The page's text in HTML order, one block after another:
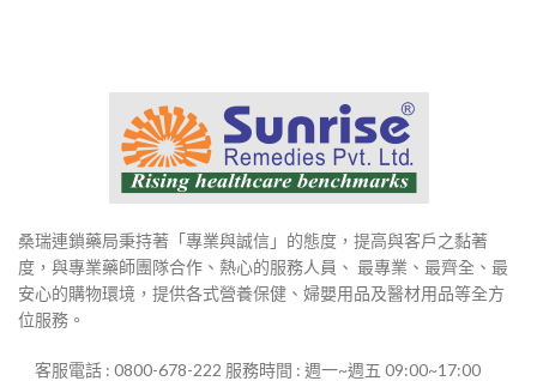
桑瑞連鎖藥局秉持著「專業與誠信」的態度，提高與客戶之黏著
度，與專業藥師團隊合作、熱心的服務人員、 最專業、最齊全、最
安心的購物環境，提供各式營養保健、婦嬰用品及醫材用品等全方
位服務。
客服電話 : 0800-678-222 服務時間 : 週一~週五 09:00~17:00